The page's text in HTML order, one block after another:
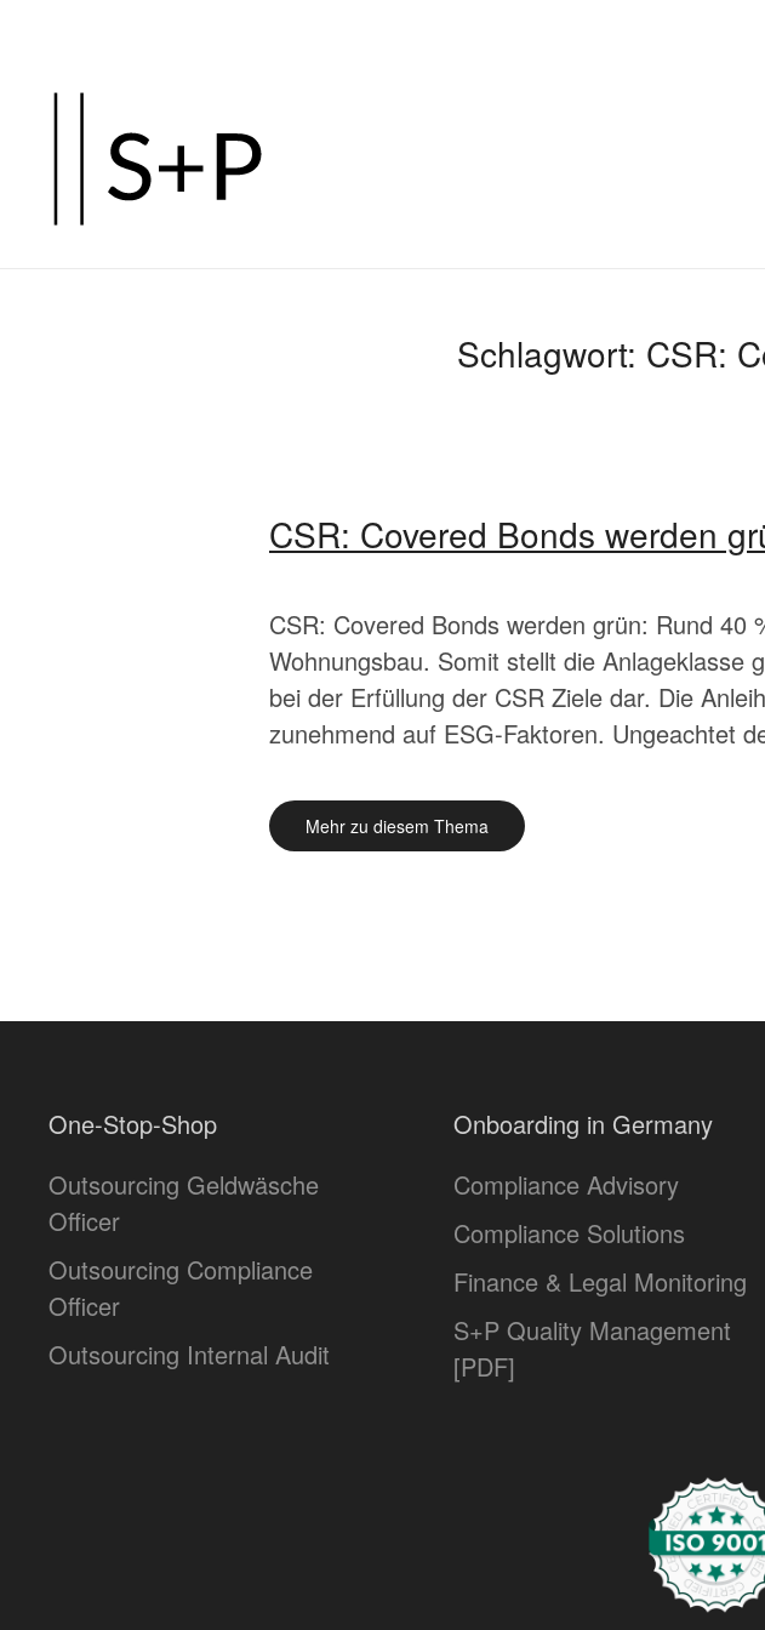
springen
Schlagwort: CSR:
CSR: Covered Bonds werden
CSR: Covered Bonds werden grün: Rund
Wohnungsbau. Somit stellt die Anlageklasse
bei der Erfüllung der CSR Ziele dar. Die
zunehmend auf ESG-Faktoren. Ungeachtet
Mehr zu diesem Thema
One-Stop-Shop
Outsourcing Geldwäsche
Officer
Outsourcing Compliance
Officer
Outsourcing Internal Audit
Onboarding in Germany
Compliance Advisory
Compliance Solutions
Finance & Legal Monitoring
S+P Quality Management
[PDF]